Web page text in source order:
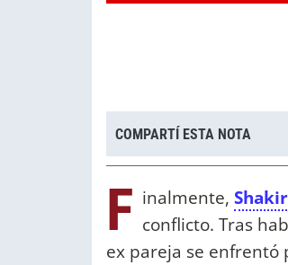
COMPARTÍ ESTA NOTA
F inalmente,
conflicto. Tras
ex pareja se enfrentó